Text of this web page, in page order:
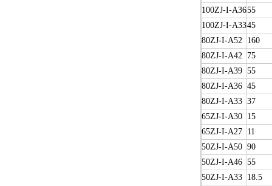
100ZJ-I-A3655
100ZJ-I-A3345
80ZJ-I-A52 160
80ZJ-I-A42 75
80ZJ-I-A39 55
80ZJ-I-A36 45
80ZJ-I-A33 37
65ZJ-I-A30 15
65ZJ-I-A27 11
50ZJ-I-A50 90
50ZJ-I-A46 55
50ZJ-I-A33 18.5